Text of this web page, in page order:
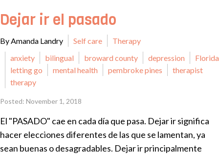
Dejar ir el pasado
By Amanda Landry Self care
Therapy
anxiety
bilingual broward county depression
Florida
letting go
mental health pembroke pines
therapist
therapy
Posted: November 1, 2018
El "PASADO" cae en cada día que pasa. Dejar ir significa
hacer elecciones diferentes de las que se lamentan, ya
sean buenas o desagradables. Dejar ir principalmente